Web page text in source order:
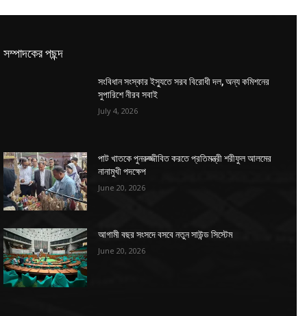
সম্পাদকের পছন্দ
সংবিধান সংস্কার ইস্যুতে সরব বিরোধী দল, অন্য কমিশনের
সুপারিশে নীরব সবাই
July 4, 2026
পাট খাতকে পুনরুজ্জীবিত করতে প্রতিমন্ত্রী শরীফুল আলমের
নানামুখী পদক্ষেপ
June 20, 2026
আগামী বছর সংসদে বসবে নতুন সাউন্ড সিস্টেম
June 20, 2026